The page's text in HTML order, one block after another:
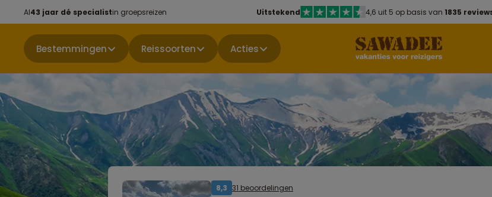
Al43 jaar dé specialistin groepsreizen Uitstekend 4,6 uit 5 op basis van 1835
Bestemmingen Reissoorten Acties
8,3 31 beoordelingen